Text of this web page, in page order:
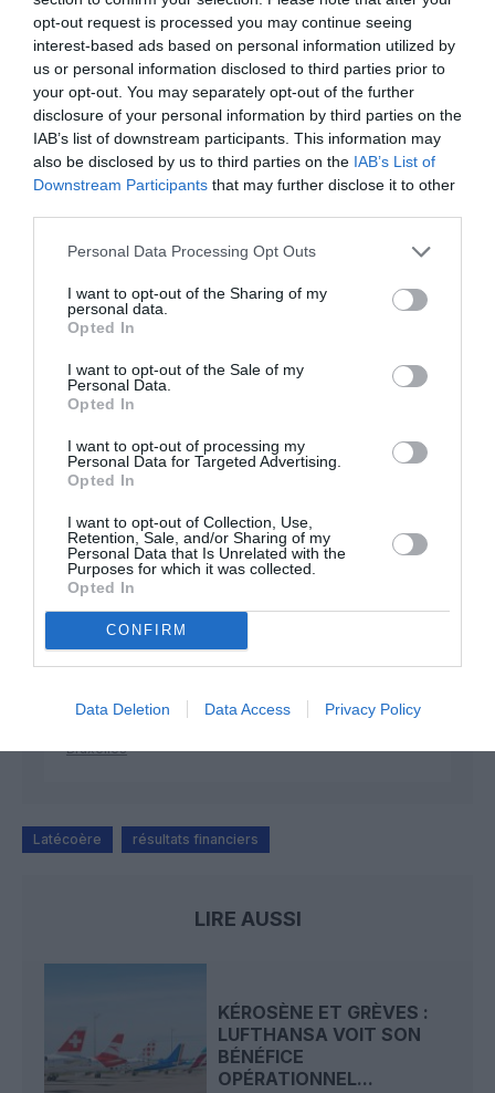
opt-out request is processed you may continue seeing
interest-based ads based on personal information utilized by
us or personal information disclosed to third parties prior to
your opt-out. You may separately opt-out of the further
disclosure of your personal information by third parties on the
IAB’s list of downstream participants. This information may
also be disclosed by us to third parties on the IAB’s List of
Downstream Participants that may further disclose it to other
Personal Data Processing Opt Outs
I want to opt-out of the Sharing of my
personal data.
Opted In
I want to opt-out of the Sale of my
Personal Data.
Opted In
I want to opt-out of processing my
Personal Data for Targeted Advertising.
Opted In
I want to opt-out of Collection, Use,
Retention, Sale, and/or Sharing of my
Personal Data that Is Unrelated with the
Purposes for which it was collected.
Opted In
CONFIRM
Data Deletion Data Access Privacy Policy
FAIRE UN DON
Appel aux lecteurs !
Soutenez Air Journal participezà son
développement !
NOUS SOUTENIR
DERNIERS COMMENTAIRES
NDRa commenté l'article :
Contrôles aux frontières entre l’Espagne et l’Italie : des
arrivées plus longues, des correspondances à risque
a commenté l'article :
Bruxelles
Latécoère résultats financiers
LIRE AUSSI
KÉROSÈNE ET GRÈVES :
LUFTHANSA VOIT SON
BÉNÉFICE
OPÉRATIONNEL...